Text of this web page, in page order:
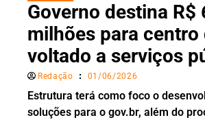
Governo destina R$
milhões para centro
voltado a serviços
Redação 01/06/2026
Estrutura terá como foco o
soluções para o gov.br, além do